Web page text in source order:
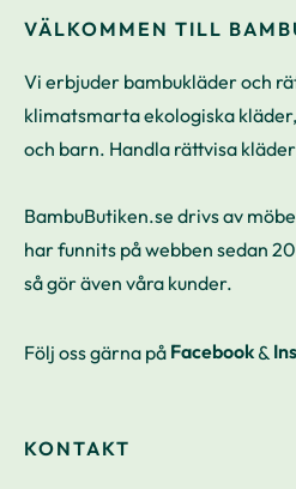
VÄLKOMMEN TILL
Vi erbjuder bambukläder och
klimatsmarta ekologiska
och barn. Handla rättvisa kläder
BambuButiken.se drivs av
har funnits på webben sedan
så gör även våra kunder.
Följ oss gärna på Facebook&
KONTAKT